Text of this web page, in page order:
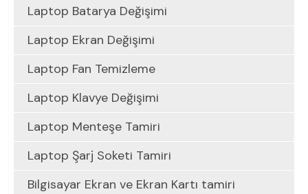
Laptop Batarya Değişimi
Laptop Ekran Değişimi
Laptop Fan Temizleme
Laptop Klavye Değişimi
Laptop Menteşe Tamiri
Laptop Şarj Soketi Tamiri
Bilgisayar Ekran ve Ekran Kartı tamiri